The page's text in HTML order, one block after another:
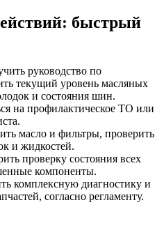
быстрый
руководство по
текущий уровень масляных
и состояния шин.
на профилактическое ТО или
масло и фильтры, проверить
и жидкостей.
проверку состояния всех
компоненты.
комплексную диагностику и
согласно регламенту.